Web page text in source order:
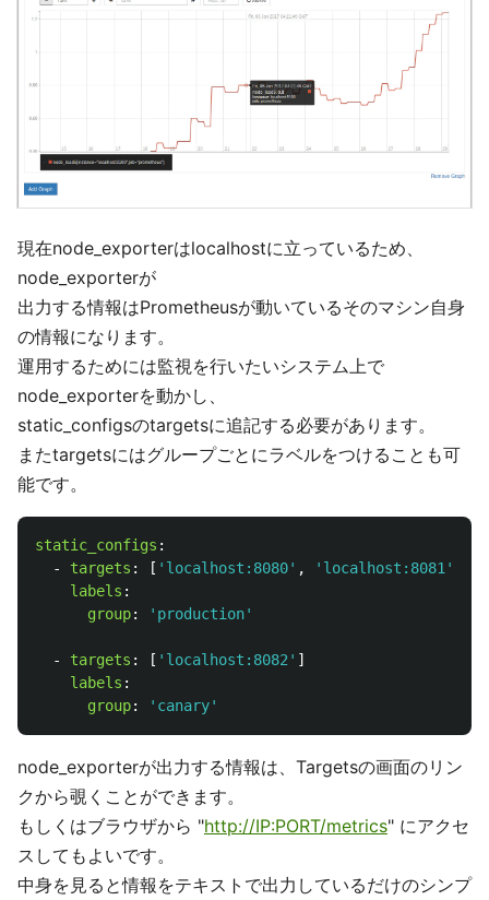
現在node_exporterはlocalhostに立っているため、
node_exporterが
出力する情報はPrometheusが動いているそのマシン自身
の情報になります。
運用するためには監視を行いたいシステム上で
node_exporterを動かし、
static_configsのtargetsに追記する必要があります。
またtargetsにはグループごとにラベルをつけることも可
能です。
static_configs :
-
targets : [ ' localhost:8080' , ' localhost:8081'
labels :
group: ' production'
- targets : [ ' localhost:8082' ]
labels :
group: ' canary'
node_exporterが出力する情報は、Targetsの画面のリン
クから覗くことができます。
もしくはブラウザから "http://IP:PORT/metrics" にアクセ
スしてもよいです。
中身を見ると情報をテキストで出力しているだけのシンプ